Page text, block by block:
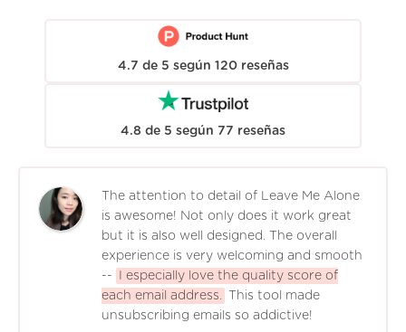
4.7 de 5 según 120 reseñas
4.8 de 5 según 77 reseñas
The attention to detail of Leave Me Alone
is awesome! Not only does it work great
but it is also well designed. The overall
experience is very welcoming and smooth
--
I especially love the quality score of
each email address.
This tool made
unsubscribing emails so addictive!